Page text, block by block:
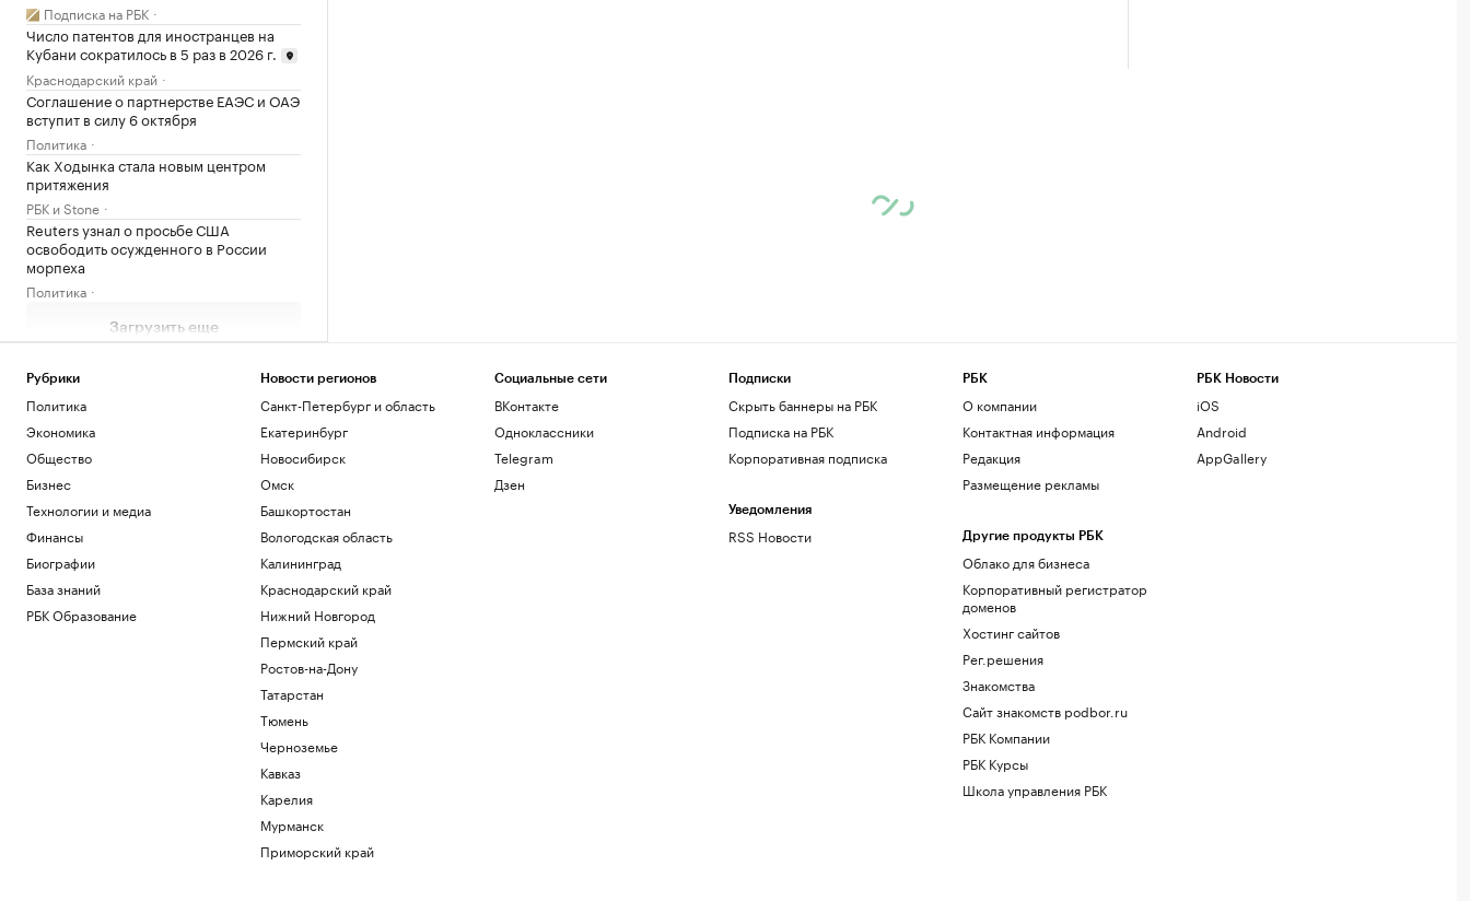
Подписка на РБК
Число патентов для иностранцев на
Кубани сократилось в 5 раз в 2026 г.
Краснодарский край
Соглашение о партнерстве ЕАЭС и ОАЭ
вступит в силу 6 октября
Политика
Как Ходынка стала новым центром
притяжения
РБК и Stone
Reuters узнал о просьбе США
освободить осужденного в России
морпеха
Политика
Загрузить еще
Рубрики
Политика
Экономика
Общество
Бизнес
Технологии и медиа
Финансы
Биографии
База знаний
РБК Образование
Новости регионов
Санкт-Петербург и область
Екатеринбург
Новосибирск
Омск
Башкортостан
Вологодская область
Калининград
Краснодарский край
Нижний Новгород
Пермский край
Ростов-на-Дону
Татарстан
Тюмень
Черноземье
Кавказ
Карелия
Мурманск
Приморский край
Социальные сети
ВКонтакте
Одноклассники
Telegram
Дзен
Подписки
Скрыть баннеры на РБК
Подписка на РБК
Корпоративная подписка
Уведомления
RSS Новости
РБК
О компании
Контактная информация
Редакция
Размещение рекламы
Другие продукты РБК
Облако для бизнеса
Корпоративный регистратор
доменов
Хостинг сайтов
Рег.решения
Знакомства
Сайт знакомств podbor.ru
РБК Компании
РБК Курсы
Школа управления РБК
РБК Новости
iOS
Android
AppGallery